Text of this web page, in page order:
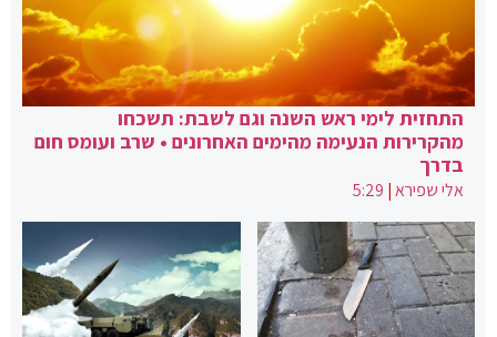
התחזית לימי ראש השנה וגם לשבת: תשכחו
מהקרירות הנעימה מהימים האחרונים • שרב ועומס חום
בדרך
אלי שפירא|
5:29